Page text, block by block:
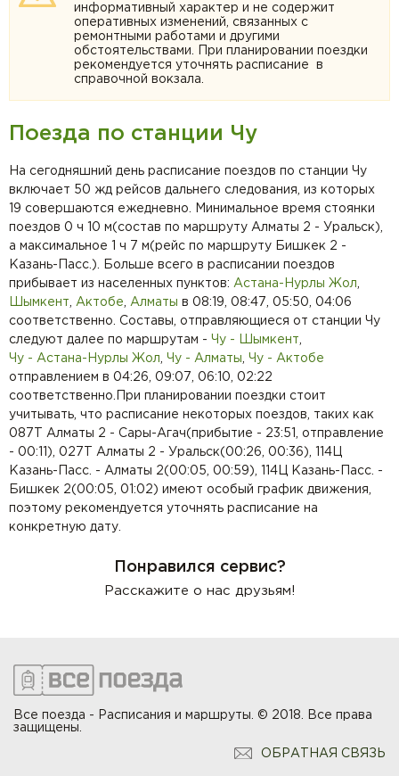
Понравился сервис?
Расскажите о нас друзьям!
информативный характер и не содержит
оперативных изменений, связанных с
ремонтными работами и другими
обстоятельствами. При планировании поездки
рекомендуется уточнять расписание в
справочной вокзала.
Поезда по станции Чу
На сегодняшний день расписание поездов по станции Чу
включает 50 жд рейсов дальнего следования, из которых
19 совершаются ежедневно. Минимальное время стоянки
поездов 0 ч 10 м(состав по маршруту Алматы 2 - Уральск),
а максимальное 1 ч 7 м(рейс по маршруту Бишкек 2 -
Казань-Пасс.). Больше всего в расписании поездов
прибывает из населенных пунктов: Астана-Нурлы Жол
Шымкент
Актобе Алматы в 08:19, 08:47, 05:50, 04:06
соответственно. Составы, отправляющиеся от станции Чу
следуют далее по маршрутам - Чу - Шымкент
Чу - Астана-Нурлы Жол
Чу - Алматы
Чу - Актобе
отправлением в 04:26, 09:07, 06:10, 02:22
соответственно.При планировании поездки стоит
учитывать, что расписание некоторых поездов, таких как
087Т Алматы 2 - Сары-Агач(прибытие - 23:51, отправление
- 00:11), 027Т Алматы 2 - Уральск(00:26, 00:36), 114Ц
Казань-Пасс. - Алматы 2(00:05, 00:59), 114Ц Казань-Пасс. -
Бишкек 2(00:05, 01:02) имеют особый график движения,
поэтому рекомендуется уточнять расписание на
конкретную дату.
Все поезда - Расписания и маршруты. © 2018. Все права
защищены.
ОБРАТНАЯ СВЯЗЬ